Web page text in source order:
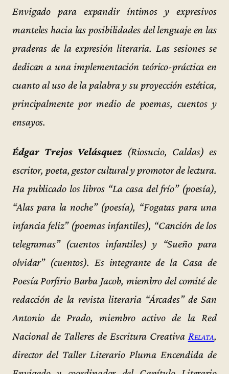
Envigado para expandir íntimos y expresivos
manteles hacia las posibilidades del lenguaje en las
praderas de la expresión literaria. Las sesiones se
dedican a una implementación teórico-práctica en
cuanto al uso de la palabra y su proyección estética,
principalmente por medio de poemas, cuentos y
ensayos.
Édgar Trejos Velásquez(Riosucio, Caldas) es
escritor, poeta, gestor cultural y promotor de lectura.
Ha publicado los libros “La casa del frío” (poesía),
“Alas para la noche” (poesía), “Fogatas para una
infancia feliz” (poemas infantiles), “Canción de los
telegramas” (cuentos infantiles) y “Sueño para
olvidar” (cuentos). Es integrante de la Casa de
Poesía Porfirio Barba Jacob, miembro del comité de
redacción de la revista literaria “Árcades” de San
Antonio de Prado, miembro activo de la Red
Nacional de Talleres de Escritura Creativa Relata,
director del Taller Literario Pluma Encendida de